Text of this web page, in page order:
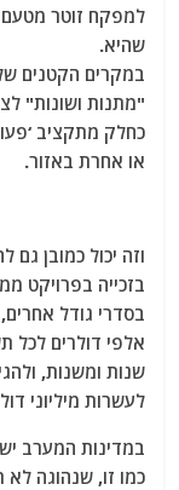
למפקח זוטר
שהיא.
במקרים הקטנים
"מתנות ושונות"
כחלק מתקציב
או אחרת באזור.
וזה יכול כמובן גם
בזכייה בפרויקט
בסדרי גודל
אלפי דולרים לכל
שנות ומשנות,
לעשרות מיליוני
במדינות המערב
כמו זו, שנהוגה